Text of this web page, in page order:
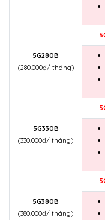
5G280B
(280.000đ/ tháng)
5G330B
(330.000đ/ tháng)
5G380B
(380.000đ/ tháng)